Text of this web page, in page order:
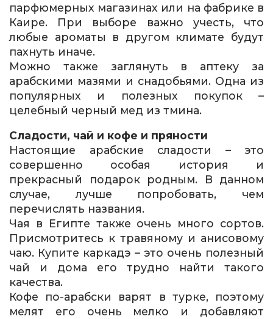
парфюмерных магазинах или на фабрике в
Каире. При выборе важно учесть, что
любые ароматы в другом климате будут
пахнуть иначе.
Можно также заглянуть в аптеку за
арабскими мазями и снадобьями. Одна из
популярных и полезных покупок –
целебный черный мед из тмина.
Сладости, чай и кофе и пряности
Настоящие арабские сладости – это
совершенно особая история и
прекрасный подарок родным. В данном
случае, лучше попробовать, чем
перечислять названия.
Чая в Египте также очень много сортов.
Присмотритесь к травяному и анисовому
чаю. Купите каркадэ – это очень полезный
чай и дома его трудно найти такого
качества.
Кофе по-арабски варят в турке, поэтому
мелят его очень мелко и добавляют